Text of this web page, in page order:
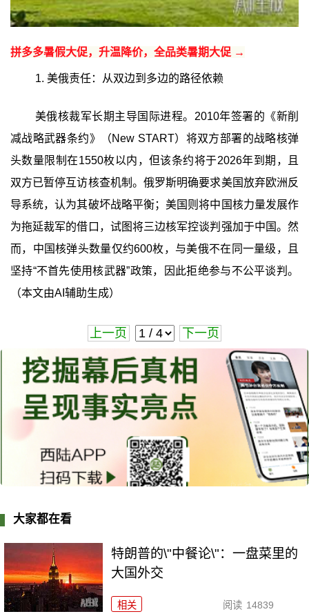
拼多多暑假大促，升温降价，全品类暑期大促 →
1. 美俄责任：从双边到多边的路径依赖
美俄核裁军长期主导国际进程。2010年签署的《新削
减战略武器条约》（New START）将双方部署的战略核弹
头数量限制在1550枚以内，但该条约将于2026年到期，且
双方已暂停互访核查机制。俄罗斯明确要求美国放弃欧洲反
导系统，认为其破坏战略平衡；美国则将中国核力量发展作
为拖延裁军的借口，试图将三边核军控谈判强加于中国。然
而，中国核弹头数量仅约600枚，与美俄不在同一量级，且
坚持“不首先使用核武器”政策，因此拒绝参与不公平谈判。
（本文由AI辅助生成）
上一页 下一页
大家都在看
特朗普的\"中餐论\"：一盘菜里的
大国外交
相关 阅读 14839